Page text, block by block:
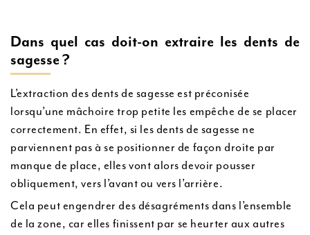
Dans quel cas doit-on extraire les dents de
sagesse ?
L’extraction des dents de sagesse est préconisée
lorsqu’une mâchoire trop petite les empêche de se placer
correctement. En effet, si les dents de sagesse ne
parviennent pas à se positionner de façon droite par
manque de place, elles vont alors devoir pousser
obliquement, vers l’avant ou vers l’arrière.
Cela peut engendrer des désagréments dans l’ensemble
de la zone, car elles finissent par se heurter aux autres